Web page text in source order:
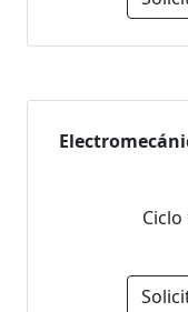
Ciclo